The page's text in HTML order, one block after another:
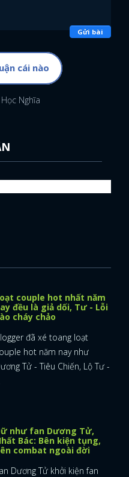
Gửi bài
cái nào
Nghĩa
couple hot nhất năm
đều là giả dối, Tư - Lỗi
cháy chảo
đã xé toang loạt
hot năm nay như
Tử - Tiêu Chiến, Lộ Tư -
như fan Dương Tử,
Bác: Bên kiện tụng,
combat ngoài đời
Dương Tử khởi kiện fan